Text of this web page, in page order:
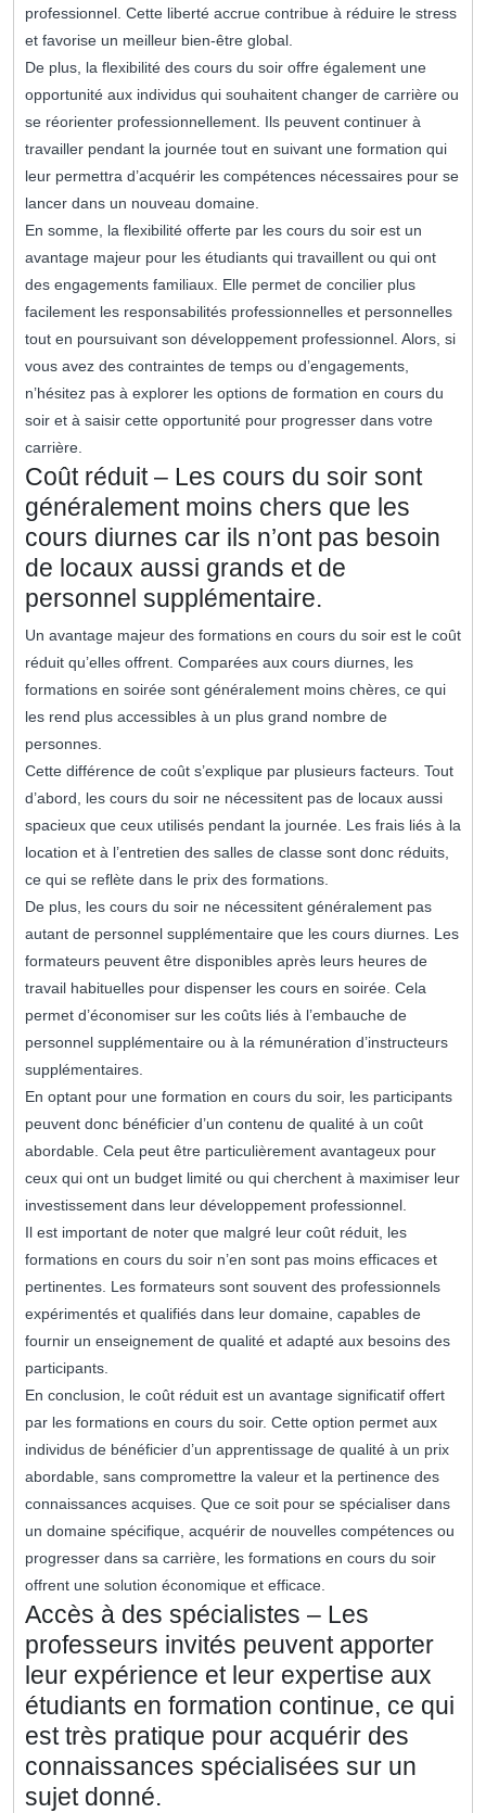
professionnel. Cette liberté accrue contribue à réduire le stress
et favorise un meilleur bien-être global.
De plus, la flexibilité des cours du soir offre également une
opportunité aux individus qui souhaitent changer de carrière ou
se réorienter professionnellement. Ils peuvent continuer à
travailler pendant la journée tout en suivant une formation qui
leur permettra d’acquérir les compétences nécessaires pour se
lancer dans un nouveau domaine.
En somme, la flexibilité offerte par les cours du soir est un
avantage majeur pour les étudiants qui travaillent ou qui ont
des engagements familiaux. Elle permet de concilier plus
facilement les responsabilités professionnelles et personnelles
tout en poursuivant son développement professionnel. Alors, si
vous avez des contraintes de temps ou d’engagements,
n’hésitez pas à explorer les options de formation en cours du
soir et à saisir cette opportunité pour progresser dans votre
carrière.
Coût réduit – Les cours du soir sont
généralement moins chers que les
cours diurnes car ils n’ont pas besoin
de locaux aussi grands et de
personnel supplémentaire.
Un avantage majeur des formations en cours du soir est le coût
réduit qu’elles offrent. Comparées aux cours diurnes, les
formations en soirée sont généralement moins chères, ce qui
les rend plus accessibles à un plus grand nombre de
personnes.
Cette différence de coût s’explique par plusieurs facteurs. Tout
d’abord, les cours du soir ne nécessitent pas de locaux aussi
spacieux que ceux utilisés pendant la journée. Les frais liés à la
location et à l’entretien des salles de classe sont donc réduits,
ce qui se reflète dans le prix des formations.
De plus, les cours du soir ne nécessitent généralement pas
autant de personnel supplémentaire que les cours diurnes. Les
formateurs peuvent être disponibles après leurs heures de
travail habituelles pour dispenser les cours en soirée. Cela
permet d’économiser sur les coûts liés à l’embauche de
personnel supplémentaire ou à la rémunération d’instructeurs
supplémentaires.
En optant pour une formation en cours du soir, les participants
peuvent donc bénéficier d’un contenu de qualité à un coût
abordable. Cela peut être particulièrement avantageux pour
ceux qui ont un budget limité ou qui cherchent à maximiser leur
investissement dans leur développement professionnel.
Il est important de noter que malgré leur coût réduit, les
formations en cours du soir n’en sont pas moins efficaces et
pertinentes. Les formateurs sont souvent des professionnels
expérimentés et qualifiés dans leur domaine, capables de
fournir un enseignement de qualité et adapté aux besoins des
participants.
En conclusion, le coût réduit est un avantage significatif offert
par les formations en cours du soir. Cette option permet aux
individus de bénéficier d’un apprentissage de qualité à un prix
abordable, sans compromettre la valeur et la pertinence des
connaissances acquises. Que ce soit pour se spécialiser dans
un domaine spécifique, acquérir de nouvelles compétences ou
progresser dans sa carrière, les formations en cours du soir
offrent une solution économique et efficace.
Accès à des spécialistes – Les
professeurs invités peuvent apporter
leur expérience et leur expertise aux
étudiants en formation continue, ce qui
est très pratique pour acquérir des
connaissances spécialisées sur un
sujet donné.